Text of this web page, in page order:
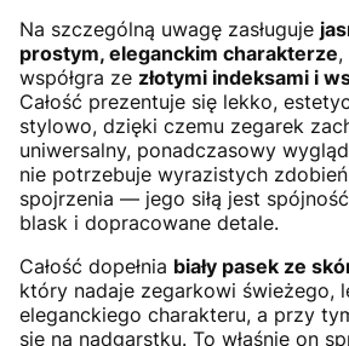
Na szczególną uwagę zasługuje
prostym, eleganckim charakterze,
współgra ze złotymi indeksami i
Całość prezentuje się lekko,
stylowo, dzięki czemu zegarek
uniwersalny, ponadczasowy
nie potrzebuje wyrazistych
spojrzenia — jego siłą jest
blask i dopracowane detale.
Całość dopełnia biały pasek ze
który nadaje zegarkowi świeżego,
eleganckiego charakteru, a przy
się na nadgarstku. To właśnie on